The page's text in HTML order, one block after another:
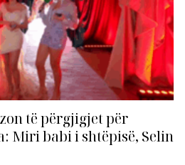
të përgjigjet për
Miri babi i shtëpisë, Selin